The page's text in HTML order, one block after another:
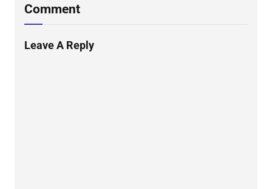
Comment
Leave A Reply